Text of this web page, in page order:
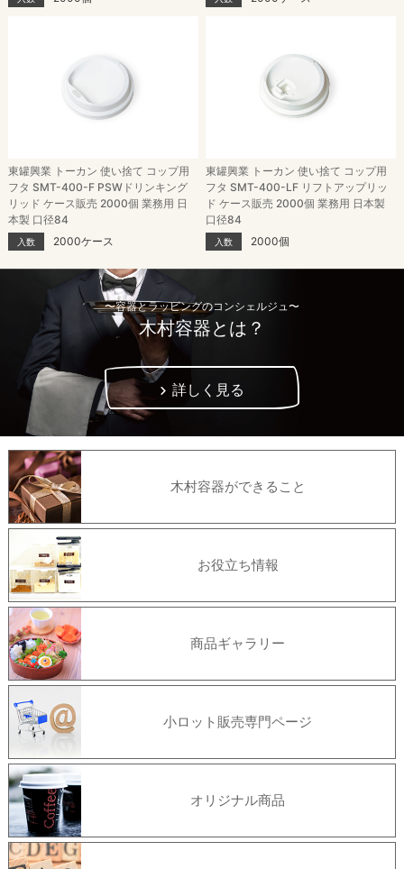
東罐興業 トーカン 使い捨て コップ用
フタ SMT-400-F PSWドリンキング
リッド ケース販売 2000個 業務用 日
本製 口径84
入数 2000ケース
東罐興業 トーカン 使い捨て コップ用
フタ SMT-400-LF リフトアップリッ
ド ケース販売 2000個 業務用 日本製
口径84
入数 2000個
〜容器とラッピングのコンシェルジュ〜
木村容器とは？
詳しく見る
木村容器ができること
お役立ち情報
商品ギャラリー
小ロット販売専門ページ
オリジナル商品